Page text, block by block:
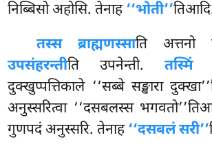
निब्बिसो अहोसि. तेनाह‘‘भोती’’
तस्स ब्राह्मणस्साति अत्तनो
उपसंहरन्तीति उपनेन्ती. तस्मिं
दुक्खुप्पत्तिकाले ‘‘सब्बे सङ्खारा
अनुस्सरित्वा ‘‘दसबलस्स
गुणपदं अनुस्सरि. तेनाह‘‘दसबलं सरी’’